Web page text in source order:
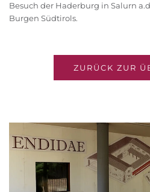
Besuch der Haderburg in Salurn
Burgen Südtirols.
ZURÜCK ZUR